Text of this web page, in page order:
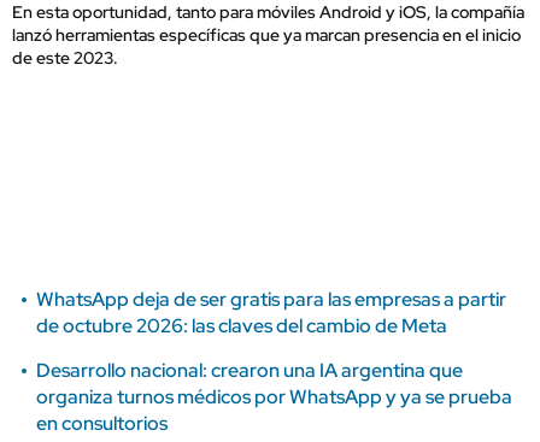
En esta oportunidad, tanto para móviles Android y iOS, la compañía
lanzó herramientas específicas que ya marcan presencia en el inicio
de este 2023.
WhatsApp deja de ser gratis para las empresas a partir
de octubre 2026: las claves del cambio de Meta
Desarrollo nacional: crearon una IA argentina que
organiza turnos médicos por WhatsApp y ya se prueba
en consultorios